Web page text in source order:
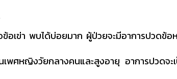
ข้อเข่า พบได้บ่อยมาก ผู้ป่วยจะมีอาการปวดข้
เพศหญิงวัยกลางคนและสูงอายุ อาการปวดจ